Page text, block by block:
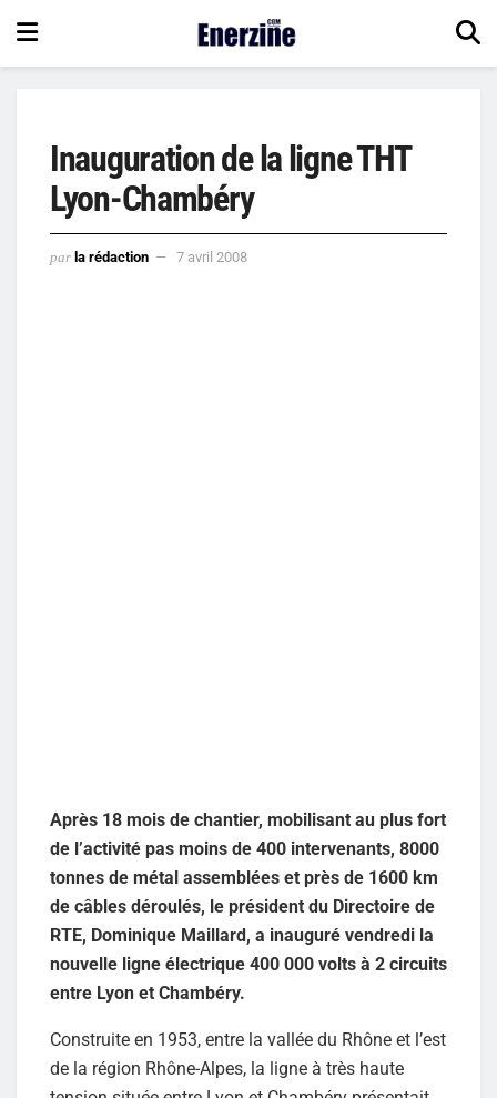
Inauguration de la ligne THT
Lyon-Chambéry
par la rédaction 7 avril 2008
Après 18 mois de chantier, mobilisant au plus fort
de l’activité pas moins de 400 intervenants, 8000
tonnes de métal assemblées et près de 1600 km
de câbles déroulés, le président du Directoire de
RTE, Dominique Maillard, a inauguré vendredi la
nouvelle ligne électrique 400 000 volts à 2 circuits
entre Lyon et Chambéry.
Construite en 1953, entre la vallée du Rhône et l’est
de la région Rhône-Alpes, la ligne à très haute